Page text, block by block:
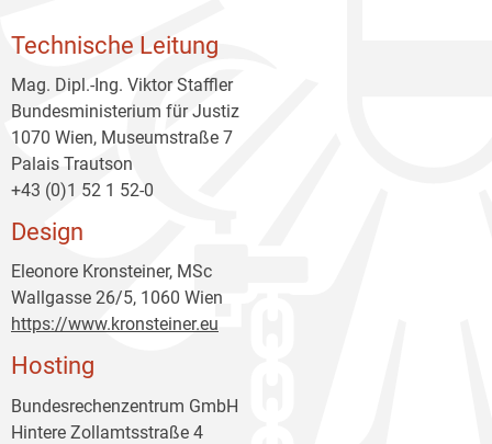
Technische Leitung
Mag. Dipl.-Ing. Viktor Staffler
Bundesministerium für Justiz
1070 Wien, Museumstraße 7
Palais Trautson
+43 (0)1 52 1 52-0
Design
Eleonore Kronsteiner, MSc
Wallgasse 26/5, 1060 Wien
https://www.kronsteiner.eu
Hosting
Bundesrechenzentrum GmbH
Hintere Zollamtsstraße 4